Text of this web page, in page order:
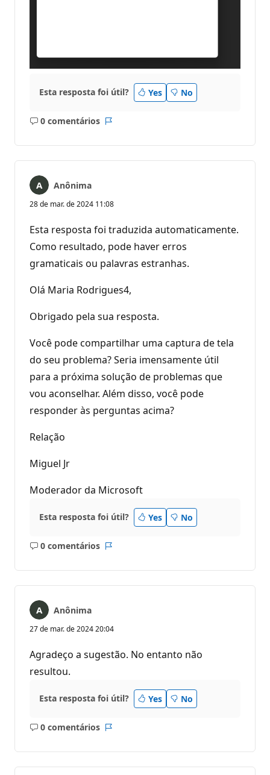
Esta resposta foi útil? Yes No
0 comentários
Sem
Anônima
28 de mar. de 2024 11:08
Esta resposta foi traduzida automaticamente.
Como resultado, pode haver erros
gramaticais ou palavras estranhas.
Olá Maria Rodrigues4,
Obrigado pela sua resposta.
Você pode compartilhar uma captura de tela
do seu problema? Seria imensamente útil
para a próxima solução de problemas que
vou aconselhar. Além disso, você pode
responder às perguntas acima?
Relação
Miguel Jr
Moderador da Microsoft
Esta resposta foi útil? Yes No
0 comentários
Sem
Anônima
27 de mar. de 2024 20:04
Agradeço a sugestão. No entanto não
resultou.
Esta resposta foi útil? Yes No
0 comentários
Sem